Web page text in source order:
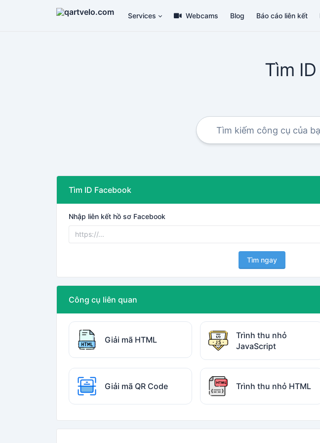
Services Webcams Blog Báo cáo liên kết
Tìm
Tìm ID Facebook
Nhập liên kết hồ sơ Facebook
Tìm ngay
Công cụ liên quan
Giải mã HTML
Trình thu nhỏ
JavaScript
Giải mã QR Code Trình thu nhỏ HTML